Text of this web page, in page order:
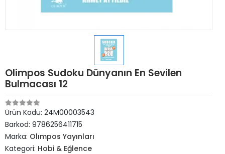
Olimpos Sudoku Dünyanın En Sevilen
Bulmacası 12
Ürün Kodu: 24M00003543
Barkod: 9786256411715
Marka: Olımpos Yayınları
Kategori: Hobi & Eğlence